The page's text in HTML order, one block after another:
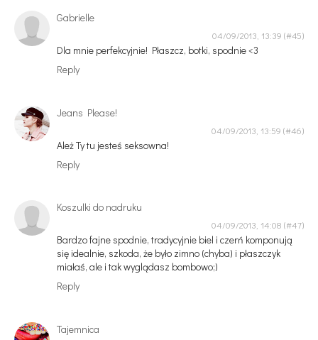
Gabrielle
04/09/2013, 13:39
Dla mnie perfekcyjnie! Płaszcz, botki, spodnie <3
Reply
Jeans Please!
04/09/2013, 13:59
Ależ Ty tu jesteś seksowna!
Reply
Koszulki do nadruku
04/09/2013, 14:08
Bardzo fajne spodnie, tradycyjnie biel i czerń komponują
się idealnie, szkoda, że było zimno (chyba) i płaszczyk
miałaś, ale i tak wyglądasz bombowo;)
Reply
Tajemnica